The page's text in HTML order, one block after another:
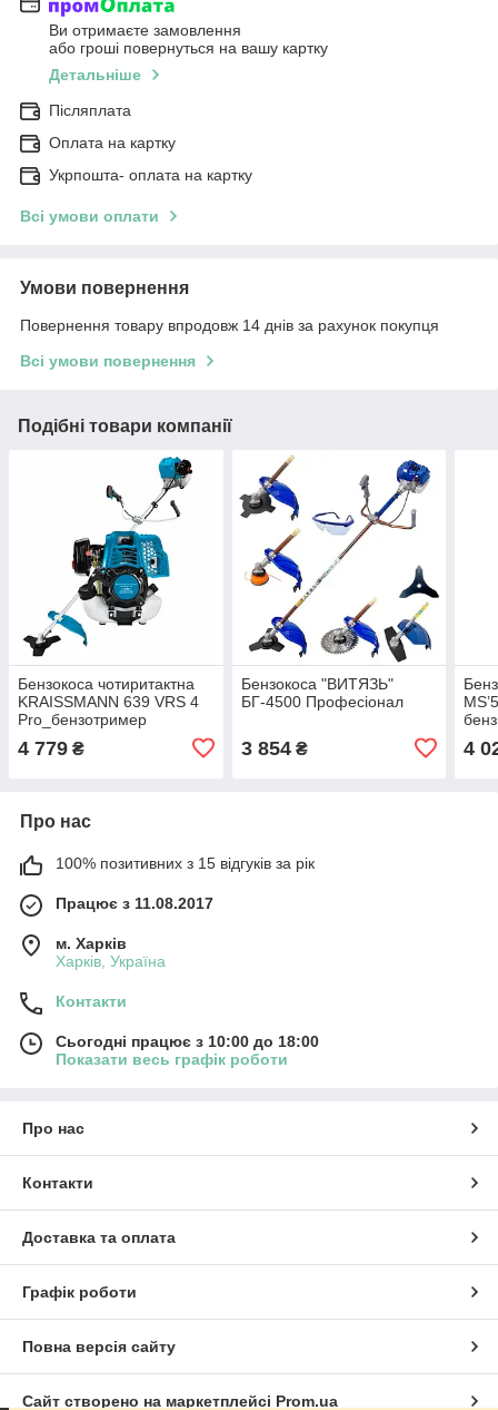
Ви отримаєте замовлення
або гроші повернуться на вашу картку
Детальніше
Післяплата
Оплата на картку
Укрпошта- оплата на картку
Всі умови оплати
Умови повернення
Повернення товару впродовж 14 днів за рахунок покупця
Всі умови повернення
Подібні товари компанії
Бензокоса чотиритактна
KRAISSMANN 639 VRS 4
Pro_бензотример
4 779 ₴
Бензокоса "ВИТЯЗЬ"
БГ-4500 Професіонал
3 854₴ 4
Про нас
100% позитивних з 15 відгуків за рік
Працює з 11.08.2017
м. Харків
Харків, Україна
Контакти
Сьогодні працює з 10:00 до 18:00
Показати весь графік роботи
Про нас
Контакти
Доставка та оплата
Графік роботи
Повна версія сайту
Сайт створено на маркетплейсі Prom.ua